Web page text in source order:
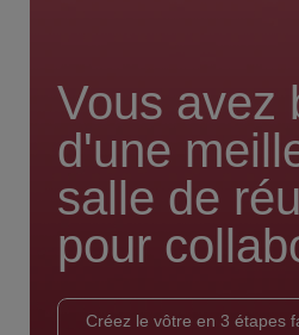
Vous avez
d'une
salle de
pour
Créez le vôtre en 3 étapes